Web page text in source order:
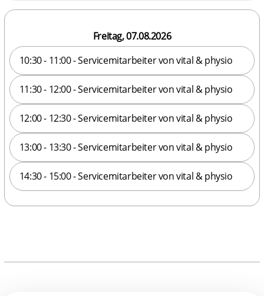
Freitag, 07.08.2026
10:30 - 11:00 - Servicemitarbeiter von vital & physio
11:30 - 12:00 - Servicemitarbeiter von vital & physio
12:00 - 12:30 - Servicemitarbeiter von vital & physio
13:00 - 13:30 - Servicemitarbeiter von vital & physio
14:30 - 15:00 - Servicemitarbeiter von vital & physio